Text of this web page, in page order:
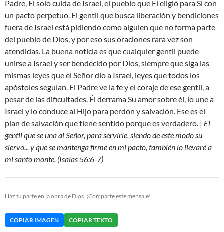
Padre, Él solo cuida de Israel, el pueblo que Él eligió para Sí con
un pacto perpetuo. El gentil que busca liberación y bendiciones
fuera de Israel está pidiendo como alguien que no forma parte
del pueblo de Dios, y por eso sus oraciones rara vez son
atendidas. La buena noticia es que cualquier gentil puede
unirse a Israel y ser bendecido por Dios, siempre que siga las
mismas leyes que el Señor dio a Israel, leyes que todos los
apóstoles seguían. El Padre ve la fe y el coraje de ese gentil, a
pesar de las dificultades. Él derrama Su amor sobre él, lo une a
Israel y lo conduce al Hijo para perdón y salvación. Ese es el
plan de salvación que tiene sentido porque es verdadero. | El
gentil que se una al Señor, para servirle, siendo de este modo su
siervo... y que se mantenga firme en mi pacto, también lo llevaré a
mi santo monte. (Isaías 56:6-7)
Haz tu parte en la obra de Dios. ¡Comparte este mensaje!
COPIAR IMAGEN COPIAR TEXTO